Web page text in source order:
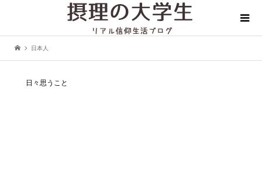
日本人
日々思うこと